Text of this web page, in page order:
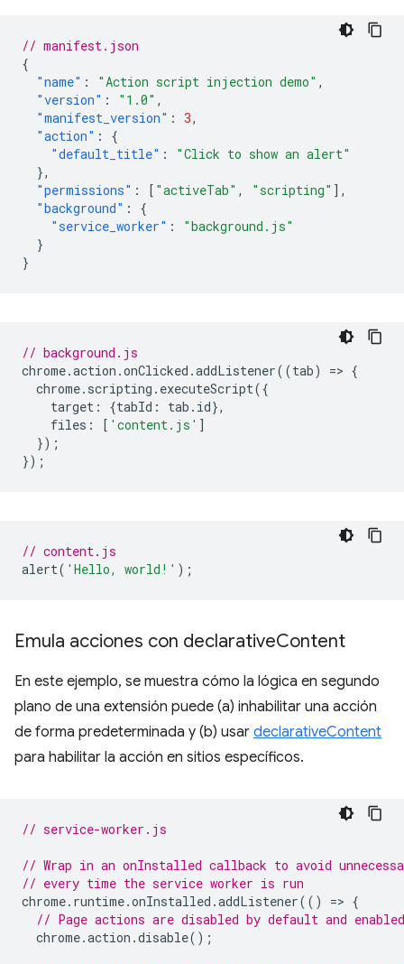
// manifest.json
{
"name" : "Action script injection demo" ,
"version" : "1.0" ,
"manifest_version" : 3,
"action" :
{
"default_title" :
"Click to show an alert"
},
"permissions" : [ "activeTab" , "scripting" ],
"background" :
{
"service_worker" :
"background.js"
}
}
// background.js
chrome.action .onClicked .addListener((tab) => {
chrome. scripting . executeScript({
target : {tabId : tab . id},
files : [ 'content.js' ]
});
});
// content.js
alert( 'Hello, world!' );
Emula acciones con declarativeContent
En este ejemplo, se muestra cómo la lógica en segundo
plano de una extensión puede (a) inhabilitar una acción
de forma predeterminada y (b) usar declarativeContent
para habilitar la acción en sitios específicos.
// service-worker.js
// Wrap in an onInstalled callback to avoid
// every time the service worker is run
chrome. runtime.onInstalled .addListener(() => {
// Page actions are disabled by default and
chrome.action .disable();